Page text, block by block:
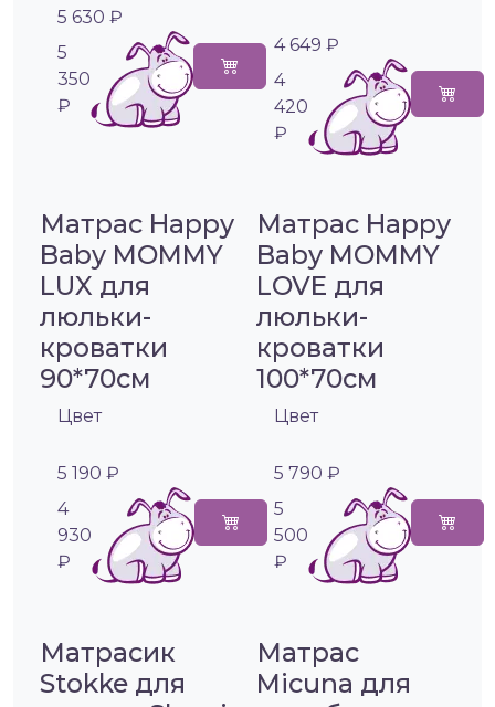
5 630 ₽
5
350
₽
4 649 ₽
4
420
₽
Матрас Happy
Baby MOMMY
LUX для
люльки-
кроватки
90*70см
Цвет
5 190 ₽
4
930
₽
Матрас Happy
Baby MOMMY
LOVE для
люльки-
кроватки
100*70см
Цвет
5 790 ₽
5
500
₽
Матрасик
Stokke для
Матрас
Micuna для